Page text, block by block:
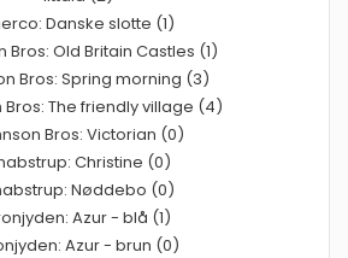
Danske slotte (1)
Bros: Old Britain Castles (1)
Bros: Spring morning (3)
Bros: The friendly village (4)
Bros: Victorian (0)
Christine (0)
Nøddebo (0)
Azur - blå (1)
Azur - brun (0)